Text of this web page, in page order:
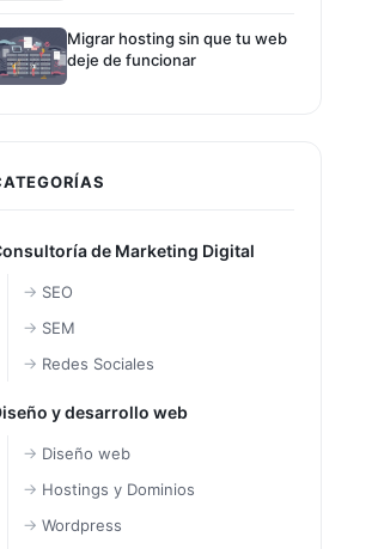
Migrar hosting sin que tu web
deje de funcionar
de Marketing Digital
SEO
SEM
Redes Sociales
y desarrollo web
Diseño web
Hostings y Dominios
Wordpress